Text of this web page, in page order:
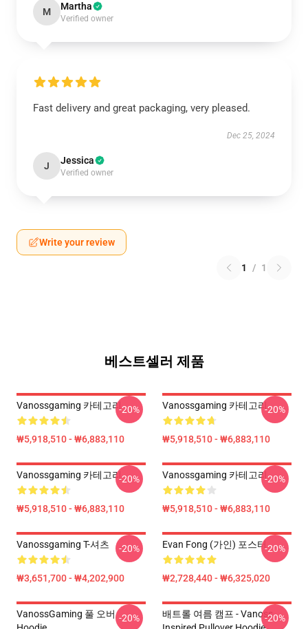
M Martha
Verified owner
Fast delivery and great packaging, very pleased.
Dec 25, 2024
J Jessica
Verified owner
Write your review
1 / 1
베스트셀러 제품
Vanossgaming 카테고리
₩5,918,510 - ₩6,883,110
-20% Vanossgaming 카테고리
₩5,918,510 - ₩6,883,110
-20%
Vanossgaming 카테고리
₩5,918,510 - ₩6,883,110
-20% Vanossgaming 카테고리
₩5,918,510 - ₩6,883,110
-20%
Vanossgaming T-셔츠
₩3,651,700 - ₩4,202,900
-20% Evan Fong (가인) 포스터
₩2,728,440 - ₩6,325,020
-20%
VanossGaming 풀 오버 -20%
배트롤 여름 캠프 - Vanoss-20%